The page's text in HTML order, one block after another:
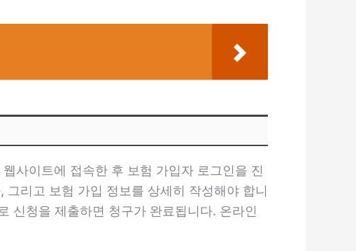
사이트에 접속한 후 보험 가입자 로그인을 진
리고 보험 가입 정보를 상세히 작성해야 합니
신청을 제출하면 청구가 완료됩니다. 온라인